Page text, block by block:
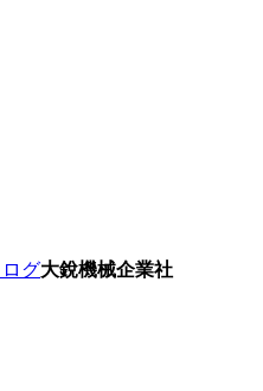
グ大銳機械企業社